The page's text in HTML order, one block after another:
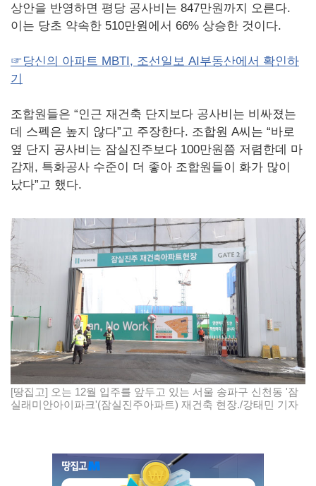
상안을 반영하면 평당 공사비는 847만원까지 오른다.
이는 당초 약속한 510만원에서 66% 상승한 것이다.
☞당신의 아파트 MBTI, 조선일보 AI부동산에서 확인하
기
조합원들은 “인근 재건축 단지보다 공사비는 비싸졌는
데 스펙은 높지 않다”고 주장한다. 조합원 A씨는 “바로
옆 단지 공사비는 잠실진주보다 100만원쯤 저렴한데 마
감재, 특화공사 수준이 더 좋아 조합원들이 화가 많이
났다”고 했다.
[땅집고] 오는 12월 입주를 앞두고 있는 서울 송파구 신천동 '잠
실래미안아이파크'(잠실진주아파트) 재건축 현장./강태민 기자